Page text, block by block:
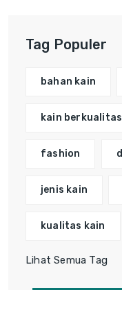
Tag Populer
bahan kain
kain berkualitas
fashion
jenis kain
kualitas kain
Lihat Semua Tag